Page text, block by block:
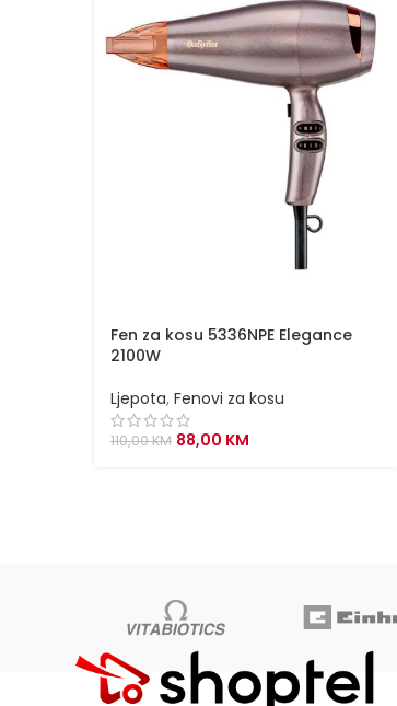
Fen za kosu 5336NPE Elegance
2100W
Ljepota, Fenovi za kosu
110,00KM Original
88,00 KM